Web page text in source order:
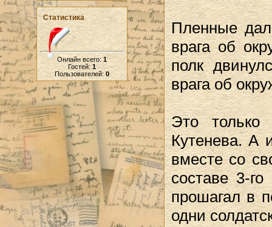
Статистика
Онлайн всего:1
Гостей: 1
Пользователей:0
Пленные
врага об
полк
врага об
Это
Кутенева. А
вместе со
составе 3-
прошагал в
одни